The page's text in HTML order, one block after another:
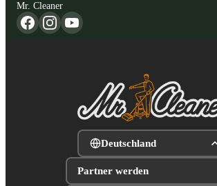
Mr. Cleaner
Deutschland
Partner werden